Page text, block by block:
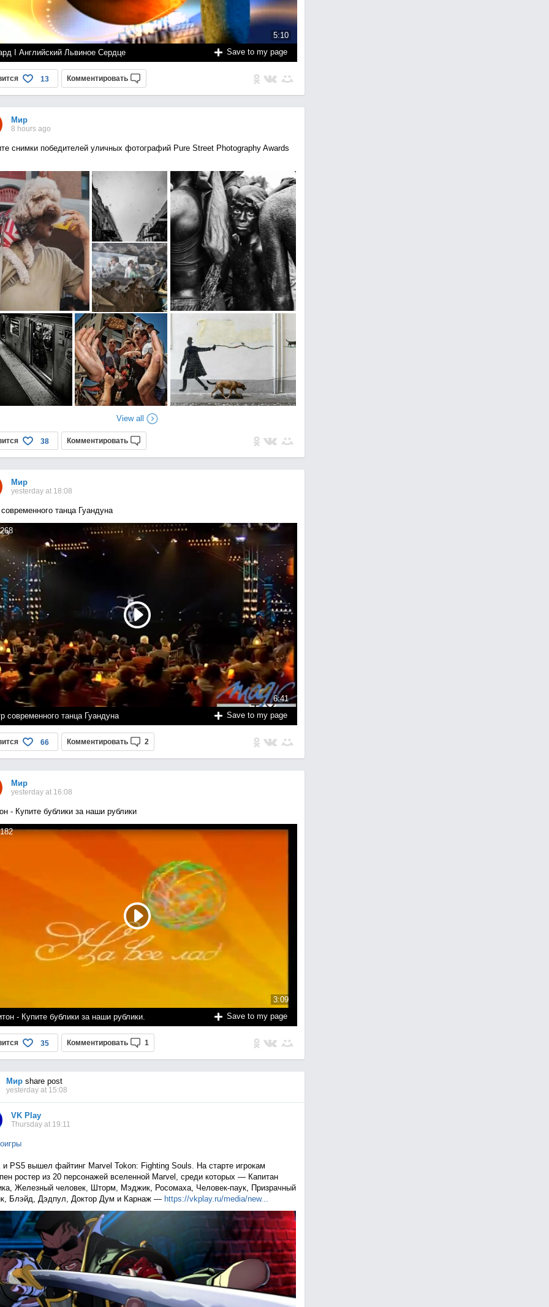
5:10
I Английский Львиное Сердце Save to my page
13 Комментировать
Мир
8 hours ago
снимки победителей уличных фотографий Pure Street Photography Awards
View all
38 Комментировать
Мир
yesterday at 18:08
танца Гуандуна
6:41
268
современного танца Гуандуна Save to my page
66 Комментировать 2
Мир
yesterday at 16:08
- Купите бублики за наши рублики
3:09
182
- Купите бублики за наши рублики. Save to my page
35 Комментировать 1
Мирshare post
yesterday at 15:08
VK Play
Thursday at 19:11
PS5 вышел файтинг Marvel Tokon: Fighting Souls. На старте игрокам
ростер из 20 персонажей вселенной Marvel, среди которых — Капитан
Железный человек, Шторм, Мэджик, Росомаха, Человек-паук, Призрачный
Блэйд, Дэдпул, Доктор Дум и Карнаж — https://vkplay.ru/media/new...